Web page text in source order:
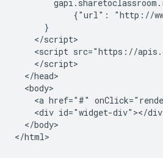
{"url": "http://
      }
    </script>
<script src="https://
    </script>
  </head>
  <body>
<a href="#"
<div id="widget-div"></
  </body>